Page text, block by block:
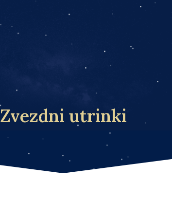
Zvezdni utrinki